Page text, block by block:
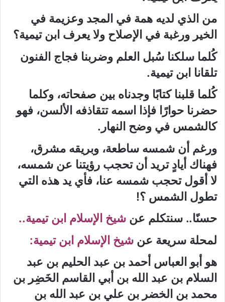
من الذي لديه همة في المجد وعزيمة في
الخير ورغبة في الإصلاح ولا يعرف ابن تيمية؟
كُلما سلكنا سُبل العلم وضربنا فجاج الفنون
تلقانا ابن تيمية.
كُلما قلبنا كتابًا وجدناه بين صفحاته، وكلما
حضرنا حوارًا فإذا اسمه تتقاذفه الألسن، فهو
كالشمس في وضح النهار.
ورغم أن شمسه ساطعة، وبريقه مشرق،
فهناك أيادٍ تريد أن تحجب رؤيتنا عن شمسه،
لا أقول تحجب شمسه عنا، فأي يد هذه التي
تطول الشمس ؟!
حسنًا.. سنتكلم عن شيخ الإسلام ابن تيمية..
لمحلة سريعة عن شيخ الإسلام ابن تيمية:
هو أبو العباس أحمد بن عبد الحليم بن عبد
السلام بن عبد الله بن أبي القاسم الخَضِر بن
محمد بن الخضر بن علي بن عبد الله بن